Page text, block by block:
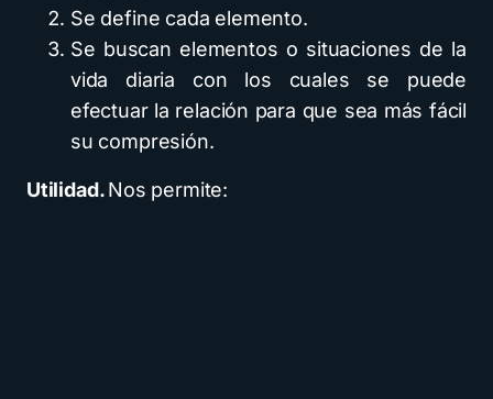
Se define cada elemento.
Se buscan elementos o situaciones de la
vida diaria con los cuales se puede
efectuar la relación para que sea más fácil
su compresión.
Utilidad.Nos permite: